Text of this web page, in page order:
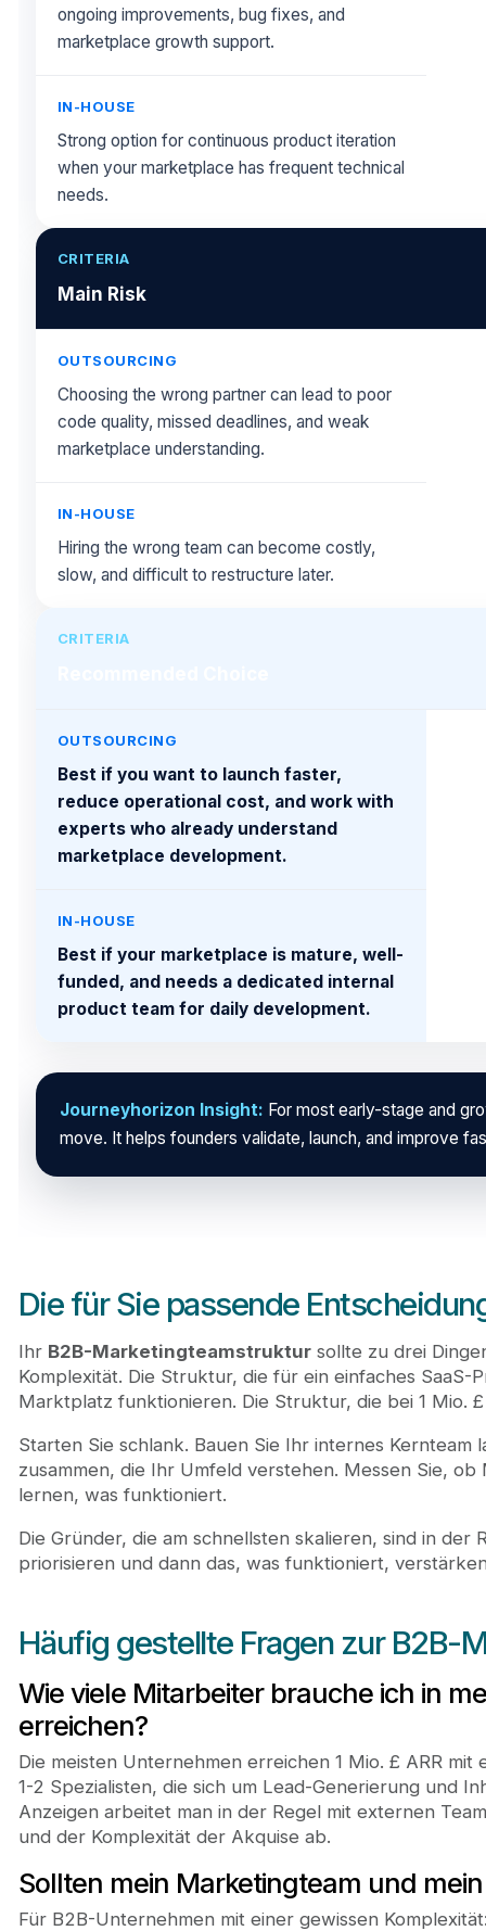
ongoing improvements, bug fixes, and
marketplace growth support.
Strong option for continuous product iteration
when your marketplace has frequent technical
needs.
Main Risk
Choosing the wrong partner can lead to poor
code quality, missed deadlines, and weak
marketplace understanding.
Hiring the wrong team can become costly,
slow, and difficult to restructure later.
Best if you want to launch faster,
reduce operational cost, and work with
experts who already understand
marketplace development.
Best if your marketplace is mature, well-
funded, and needs a dedicated internal
product team for daily development.
Journeyhorizon Insight: For most early-stage and
move. It helps founders validate, launch, and improve
Die für Sie passende
Ihr B2B-Marketingteamstruktursollte zu drei
Komplexität. Die Struktur, die für ein einfaches
Marktplatz funktionieren. Die Struktur, die bei 1 Mio.
Starten Sie schlank. Bauen Sie Ihr internes
zusammen, die Ihr Umfeld verstehen. Messen Sie,
lernen, was funktioniert.
Die Gründer, die am schnellsten skalieren, sind in
priorisieren und dann das, was funktioniert,
Häufig gestellte Fragen zur B2B-
Wie viele Mitarbeiter brauche ich in
erreichen?
Die meisten Unternehmen erreichen 1 Mio. £ ARR
1-2 Spezialisten, die sich um Lead-Generierung und
Anzeigen arbeitet man in der Regel mit externen
und der Komplexität der Akquise ab.
Sollten mein Marketingteam und
Für B2B-Unternehmen mit einer gewissen